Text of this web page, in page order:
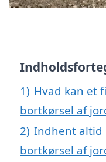
1) Hvad kan et
bortkørsel af
2) Indhent altid
bortkørsel af